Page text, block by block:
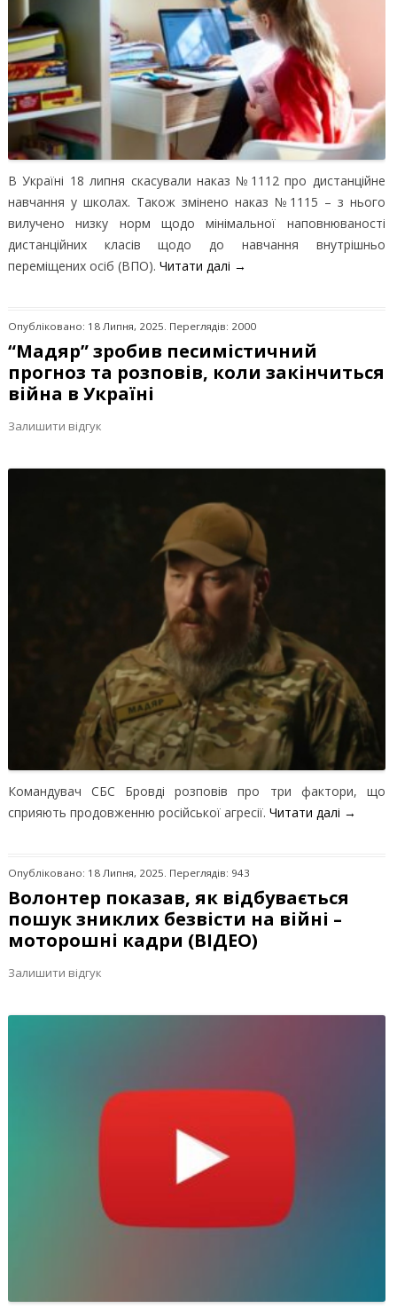
В Україні 18 липня скасували наказ №1112 про дистанційне
навчання у школах. Також змінено наказ №1115 – з нього
вилучено низку норм щодо мінімальної наповнюваності
дистанційних класів щодо до навчання внутрішньо
переміщених осіб (ВПО). Читати далі →
Опубліковано: 18 Липня, 2025. Переглядів: 2000
“Мадяр” зробив песимістичний
прогноз та розповів, коли закінчиться
війна в Україні
Залишити відгук
Командувач СБС Бровді розповів про три фактори, що
сприяють продовженню російської агресії. Читати далі →
Опубліковано: 18 Липня, 2025. Переглядів: 943
Волонтер показав, як відбувається
пошук зниклих безвісти на війні –
моторошні кадри (ВІДЕО)
Залишити відгук